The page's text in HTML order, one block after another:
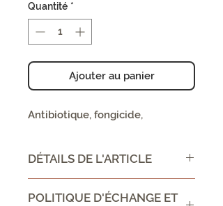
Quantité *
Ajouter au panier
Antibiotique, fongicide,
DÉTAILS DE L'ARTICLE
DIRECTIONS FOR USE :
POLITIQUE D'ÉCHANGE ET